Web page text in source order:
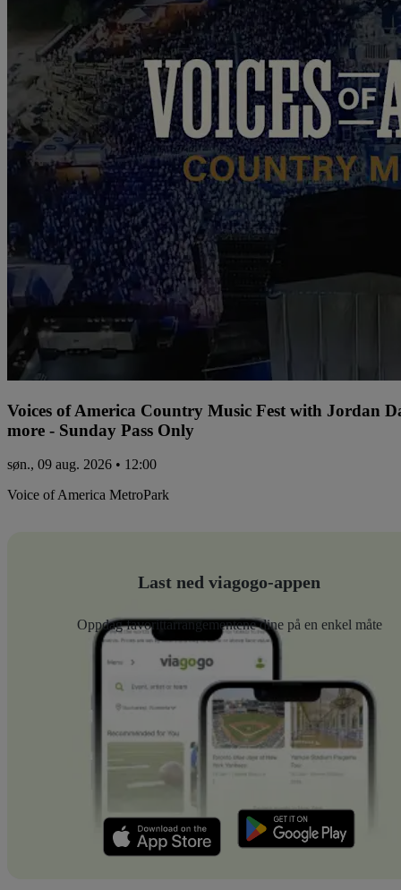
Voices of America Country Music Fest with Jordan
more - Sunday Pass Only
søn., 09 aug. 2026 • 12:00
Voice of America MetroPark
Last ned viagogo-appen
Oppdag favorittarrangementene dine på en enkel måte